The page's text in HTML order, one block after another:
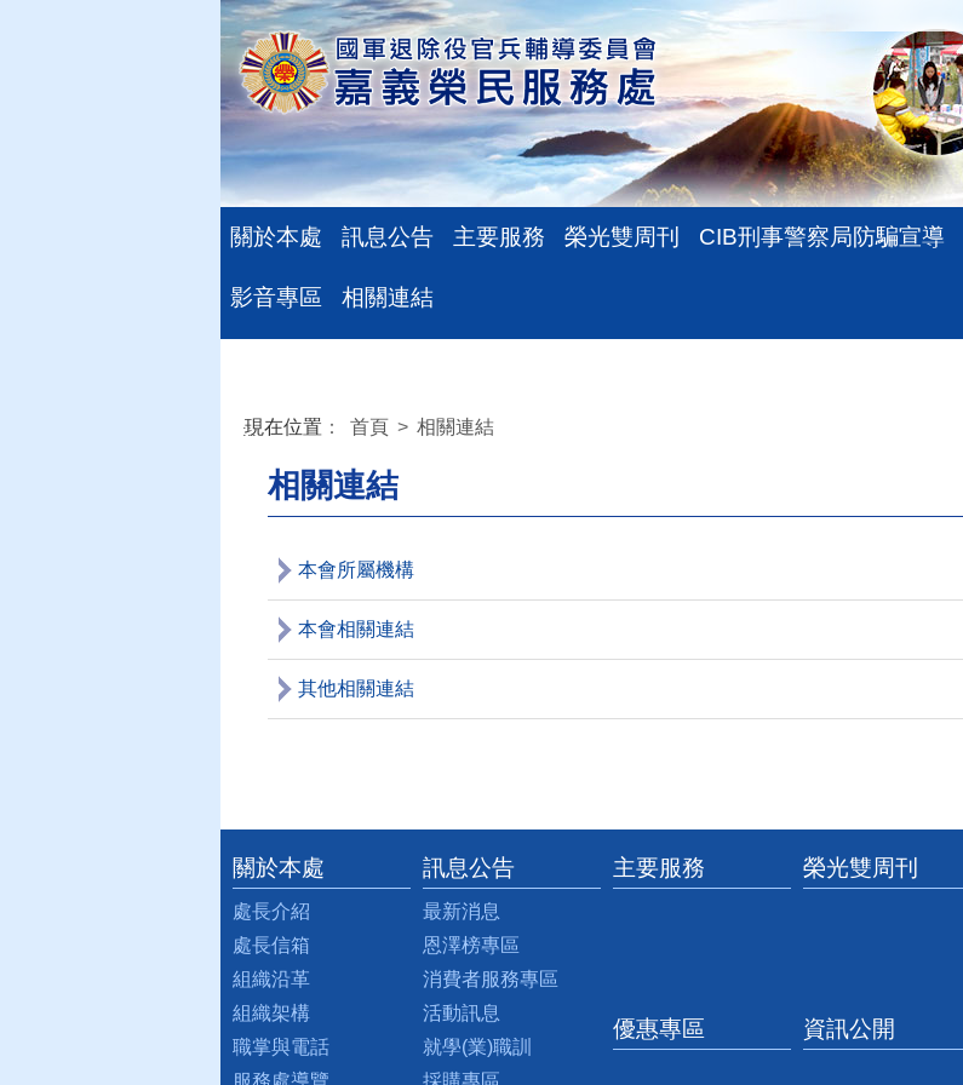
關於本處 訊息公告 主要服務 榮光雙周刊 CIB刑事警察局防騙宣導
影音專區 相關連結
:::
現在位置 ： 首頁 > 相關連結
相關連結
本會所屬機構
本會相關連結
其他相關連結
:::
關於本處
處長介紹
處長信箱
組織沿革
組織架構
職掌與電話
服務處導覽
訊息公告
最新消息
恩澤榜專區
消費者服務專區
活動訊息
就學(業)職訓
採購專區
主要服務 榮光雙周刊
優惠專區 資訊公開